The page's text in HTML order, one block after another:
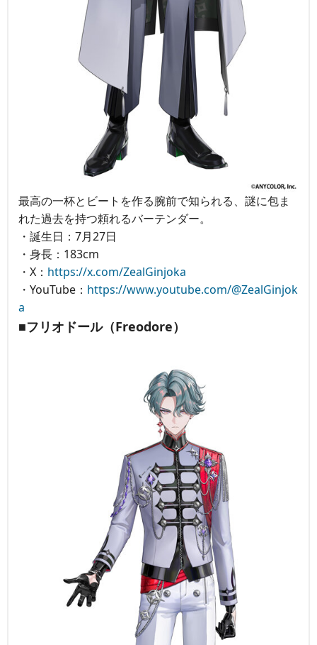
最高の一杯とビートを作る腕前で知られる、謎に包ま
れた過去を持つ頼れるバーテンダー。
・誕生日：7月27日
・身長：183cm
・X： https://x.com/ZealGinjoka
・YouTube： https://www.youtube.com/@ZealGinjok
a
■フリオドール（Freodore）